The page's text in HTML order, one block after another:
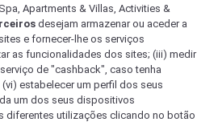
Apartments & Villas, Activities &
desejam armazenar ou aceder a
e fornecer-lhe os serviços
as funcionalidades dos sites; (iii) medir
de "cashback", caso tenha
estabelecer um perfil dos seus
um dos seus dispositivos
diferentes utilizações clicando no botão